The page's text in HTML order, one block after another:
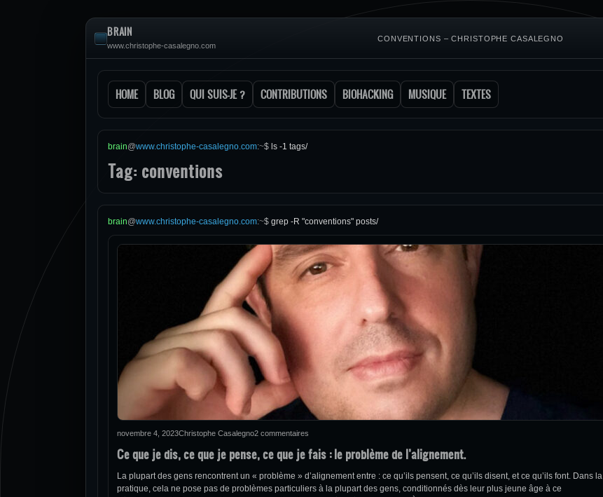
BRAIN
www.christophe-casalegno.com
CONVENTIONS – CHRISTOPHE CASALEGNO
HOME BLOG QUI SUIS-JE ? CONTRIBUTIONS BIOHACKING MUSIQUE TEXTES
brain@www.christophe-casalegno.com:~$ ls -1 tags/
Tag: conventions
brain@www.christophe-casalegno.com:~$ grep -R "conventions" posts/
novembre 4, 2023Christophe Casalegno2 commentaires
Ce que je dis, ce que je pense, ce que je fais : le problème de l’alignement.
La plupart des gens rencontrent un « problème » d’alignement entre : ce qu’ils pensent, ce qu’ils disent, et ce qu’ils font. Dans la
pratique, cela ne pose pas de problèmes particuliers à la plupart des gens, conditionnés dès leur plus jeune âge à ce